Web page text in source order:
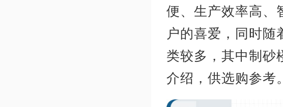
便、生产效率高、
户的喜爱，同时随
类较多，其中制砂
介绍，供选购参考。